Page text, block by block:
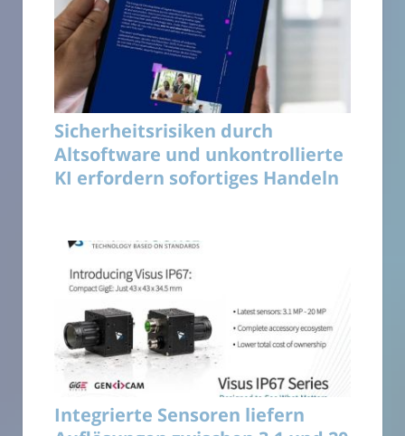
Sicherheitsrisiken durch
Altsoftware und unkontrollierte
KI erfordern sofortiges Handeln
Integrierte Sensoren liefern